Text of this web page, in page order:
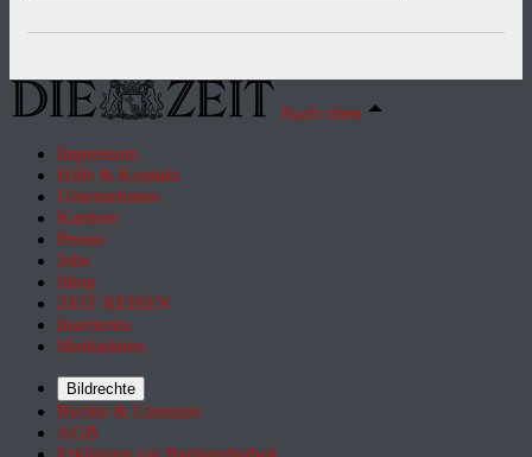
Nach oben
Impressum
Hilfe & Kontakt
Unternehmen
Karriere
Presse
Jobs
Shop
ZEIT REISEN
Inserieren
Mediadaten
Bildrechte
Rechte & Lizenzen
AGB